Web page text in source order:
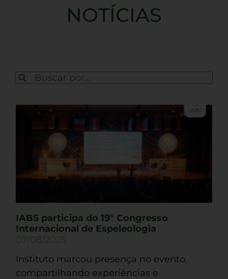
NOTÍCIAS
IABS participa do 19º Congresso
Internacional de Espeleologia
Instituto marcou presença no evento,
compartilhando experiências e